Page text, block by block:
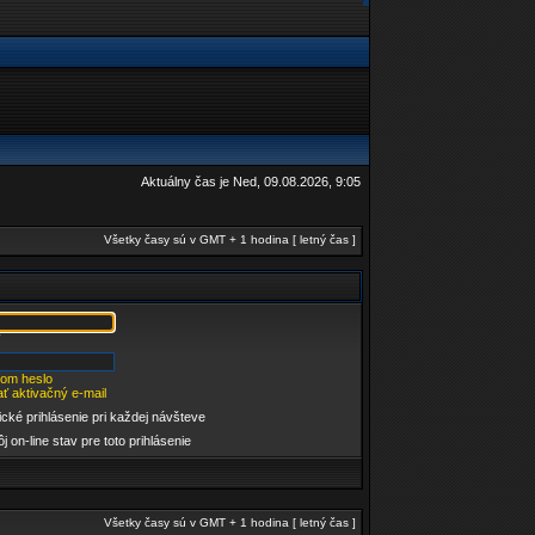
Aktuálny čas je Ned, 09.08.2026, 9:05
Všetky časy sú v GMT + 1 hodina [ letný čas ]
heslo
aktivačný e-mail
prihlásenie pri každej návšteve
on-line stav pre toto prihlásenie
Všetky časy sú v GMT + 1 hodina [ letný čas ]